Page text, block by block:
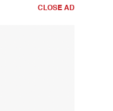
CLOSE AD